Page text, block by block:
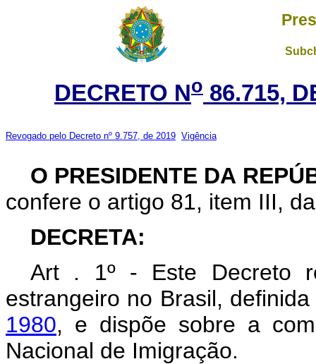
DECRETO No 86.715,
Revogado pelo Decreto nº 9.757, de 2019 Vigência
O PRESIDENTE DA
confere o artigo 81, item III,
DECRETA:
Art . 1º - Este Decreto
estrangeiro no Brasil,
1980, e dispõe sobre a
Nacional de Imigração.